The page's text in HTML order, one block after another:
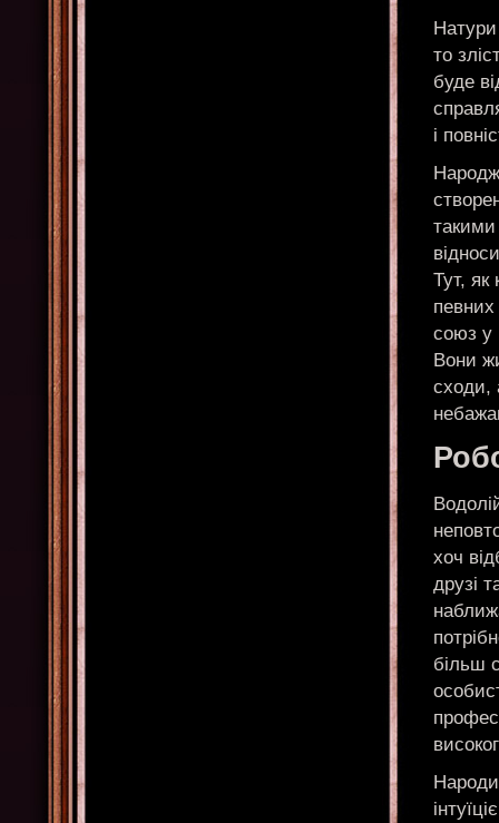
Натури
то
буде
і
Тут, як
союз у
Вони
сходи,
хоч
друзі
більш